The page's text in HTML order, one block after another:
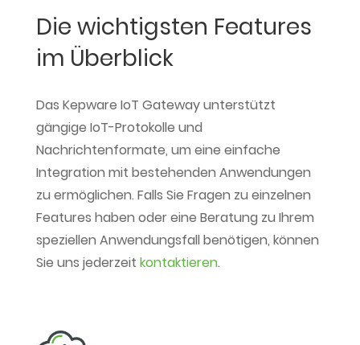
Die wichtigsten Features
im Überblick
Das Kepware IoT Gateway unterstützt
gängige IoT-Protokolle und
Nachrichtenformate, um eine einfache
Integration mit bestehenden Anwendungen
zu ermöglichen. Falls Sie Fragen zu einzelnen
Features haben oder eine Beratung zu Ihrem
speziellen Anwendungsfall benötigen, können
Sie uns jederzeit kontaktieren.